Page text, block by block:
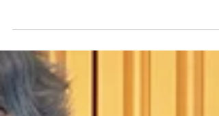
本の世界をテーマに、青い空、白い雲、草原と小動
のシルエットをデザイン貴重とした水彩画のスカー
柄がとてもキュート！ 春夏...